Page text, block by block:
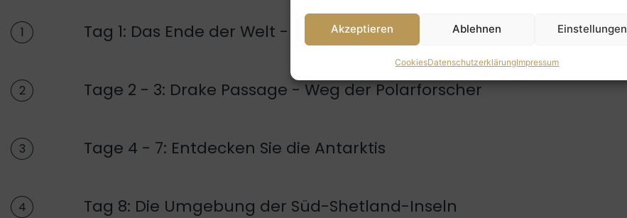
Akzeptieren Ablehnen Einstellungen
CookiesDatenschutzerklärungImpressum
1 Tag 1: Das Ende der Welt - Beginn der Antarktis Reise
2 Tage 2 - 3: Drake Passage - Weg der Polarforscher
3 Tage 4 - 7: Entdecken Sie die Antarktis
4 Tag 8: Die Umgebung der Süd-Shetland-Inseln